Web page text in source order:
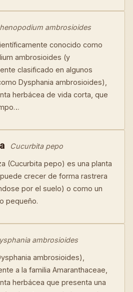
ambrosioides
conocido como
ambrosioides (y
clasificado en algunos
Dysphania ambrosioides),
herbácea de vida corta, que
Cucurbita pepo
(Cucurbita pepo) es una planta
crecer de forma rastrera
por el suelo) o como un
pequeño.
ambrosioides
ambrosioides),
a la familia Amaranthaceae,
herbácea que presenta una